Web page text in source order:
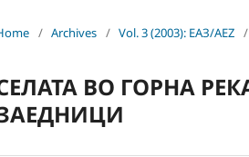
/ Archives / Vol. 3 (2003): ЕАЗ/AEZ /
ВО ГОРНА